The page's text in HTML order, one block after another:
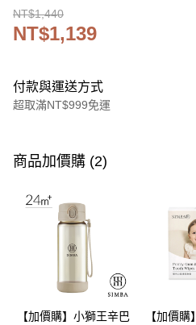
NT$1,440
NT$1,139
付款與運送方式
超取滿NT$999免運
信用卡一次付款
Apple Pay
Google Pay
商品加價購 (2)
【加價購】小獅王辛巴
【加價